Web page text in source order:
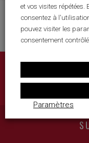
LE PROJET SPORTIF
LE PROJET SOCIO-
RECRUTEMENT
CONTACT
et vos visites
consentez à
pouvez visiter les
consentement contrôlé.
Paramètres